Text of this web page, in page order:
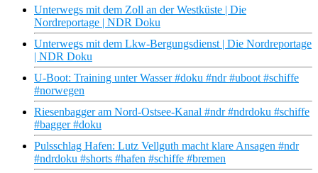
Unterwegs mit dem Zoll an der Westküste | Die
Nordreportage | NDR Doku
Unterwegs mit dem Lkw-Bergungsdienst | Die Nordreportage
| NDR Doku
U-Boot: Training unter Wasser #doku #ndr #uboot #schiffe
#norwegen
Riesenbagger am Nord-Ostsee-Kanal #ndr #ndrdoku #schiffe
#bagger #doku
Pulsschlag Hafen: Lutz Vellguth macht klare Ansagen #ndr
#ndrdoku #shorts #hafen #schiffe #bremen